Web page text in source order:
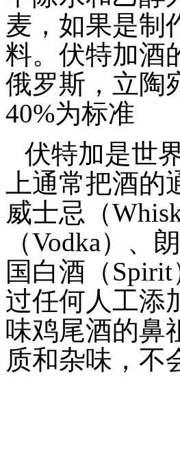
麦，如果是制
料。伏特加酒
俄罗斯，立陶
40%为标准
伏特加是世
上通常把酒
威士忌（
（Vodka）、
国白酒（
过任何人工添
味鸡尾酒的鼻
质和杂味，不